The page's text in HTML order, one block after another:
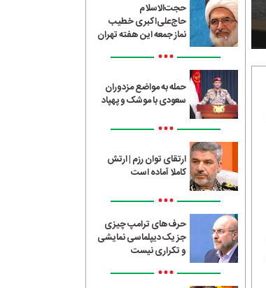
حجت‌الاسلام
حاج‌علی‌اکبری خطیب
نماز جمعه این هفته تهران
•••
حمله به مواضع مزدوران
سعودی با موشک و پهپاد
•••
ارتقای توان رزم | ارتش
کاملا آماده است
•••
حرف‌های ترامپ چیزی
جز یک دیپلماسی نمایشی
و تکراری نیست
•••